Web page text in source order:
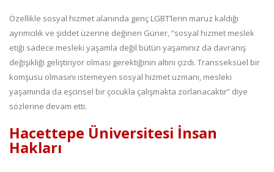
Özellikle sosyal hizmet alanında genç LGBT’lerin maruz kaldığı
ayrımcılık ve şiddet üzerine değinen Güner, “sosyal hizmet meslek
etiği sadece mesleki yaşamla değil bütün yaşamınız da davranış
değişikliği geliştiriyor olması gerektiğinin altını çizdi. Transseksüel bir
komşusu olmasını istemeyen sosyal hizmet uzmanı, mesleki
yaşamında da eşcinsel bir çocukla çalışmakta zorlanacaktır” diye
sözlerine devam etti.
Hacettepe Üniversitesi İnsan
Hakları